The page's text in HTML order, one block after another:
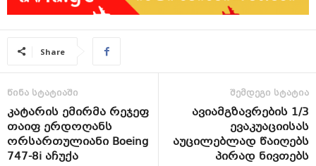
Share
წინა სტატიაში
კატარის ემირმა რეჯეფ
თაიფ ერდოღანს
ორსართულიანი Boeing
747-8i აჩუქა
შემდეგი სტატია
ავიამგზავრების 1/3
ევაკუაციისას
აუცილებლად წაიღებს
პირად ნივთებს